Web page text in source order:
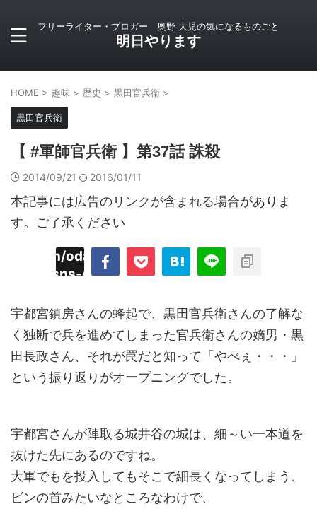
フリーライター・ブロガー 奥野 大児の気になるものごと
明日やります
HOME > 趣味 > 歴史 > 黒田官兵衛 >
黒田官兵衛
【 #軍師官兵衛 】第37話 誅殺
2014/09/21 2016/01/11
本記事には広告のリンクが含まれる場合がありま
す。ご了承ください
odaiji.com/public_html/blog/wp-
sns-count-cache/sns-count-
宇都宮鎮房さんの蜂起で、黒田官兵衛さんの了解な
く独断で兵を進めてしまった官兵衛さんの嫡男・黒
田長政さん、それが罠だと知って「やべぇ・・・」
という振り返りがオープニングでした。
宇都宮さんが陣取る城井谷の城は、細～い一本道を
抜けた先にあるのですね。
大軍でもを投入してもそこで細長くなってしまう、
ビンの首みたいなところなわけで、